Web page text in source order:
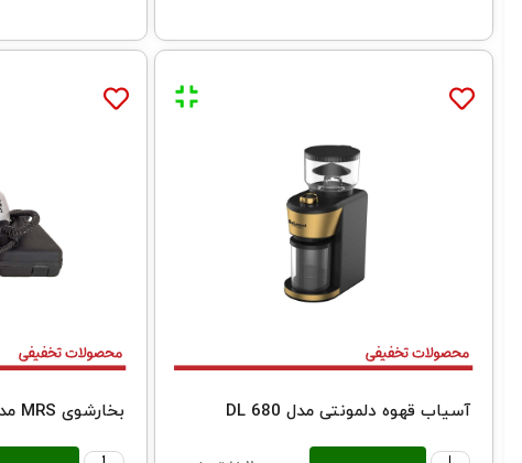
آسیاب قهوه دلمونتی مدل DL 680 بخارشوی MRS مدل 003